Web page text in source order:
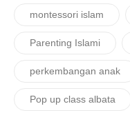
montessori islam
Parenting Islami
perkembangan anak
Pop up class albata